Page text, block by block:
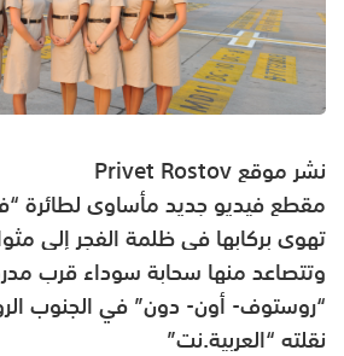
نشر موقع
مقطع فيديو جديد مأساوي لطائرة
تهوي بركابها في ظلمة الفجر إلى
وتتصاعد منها سحابة سوداء قرب
“روستوف- أون- دون” في الجنوب
نقلته “العربية.نت”